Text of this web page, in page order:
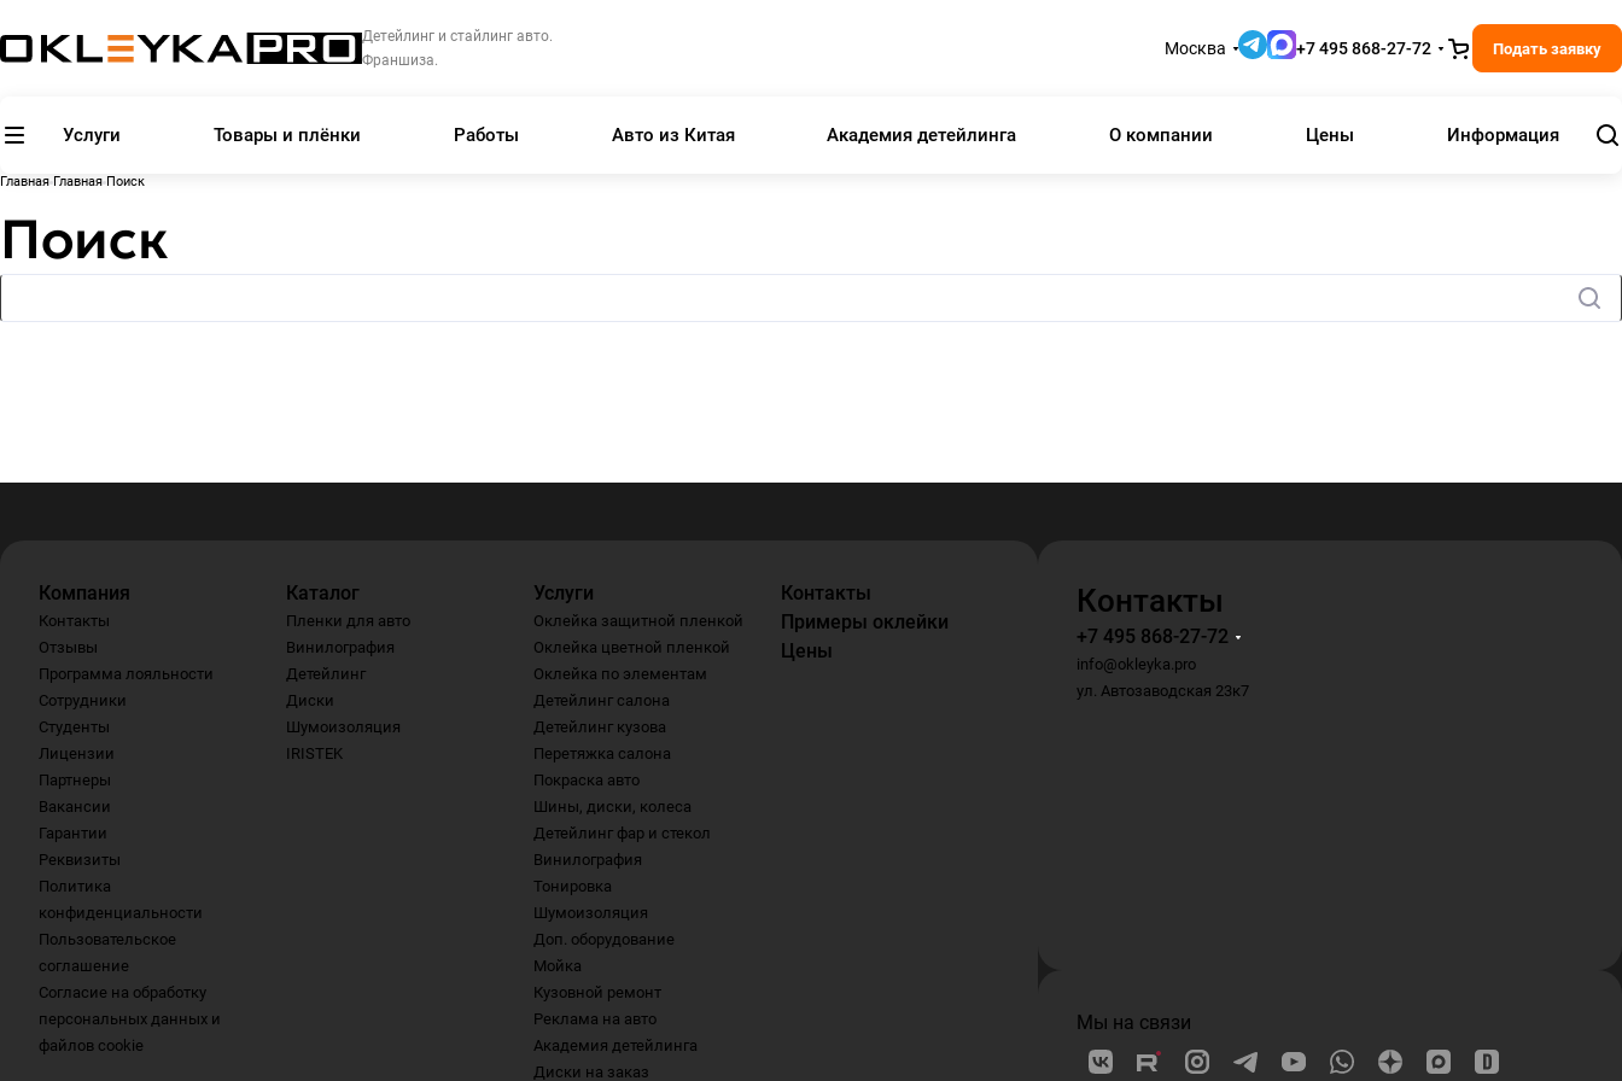
Детейлинг и стайлинг авто.
Франшиза.
Москва +7 495 868-27-72 Подать заявку
Услуги Товары и плёнки Работы Авто из Китая Академия детейлинга О компании Цены Информация
Главная Главная Поиск
Поиск
Компания
Контакты
Отзывы
Программа лояльности
Сотрудники
Студенты
Лицензии
Партнеры
Вакансии
Гарантии
Реквизиты
Политика
конфиденциальности
Пользовательское
соглашение
Согласие на обработку
персональных данных и
файлов cookie
Каталог
Пленки для авто
Винилография
Детейлинг
Диски
Шумоизоляция
IRISTEK
Услуги
Оклейка защитной пленкой
Оклейка цветной пленкой
Оклейка по элементам
Детейлинг салона
Детейлинг кузова
Перетяжка салона
Покраска авто
Шины, диски, колеса
Детейлинг фар и стекол
Винилография
Тонировка
Шумоизоляция
Доп. оборудование
Мойка
Кузовной ремонт
Реклама на авто
Академия детейлинга
Диски на заказ
Контакты
Примеры оклейки
Цены
Контакты
+7 495 868-27-72
info@okleyka.pro
ул. Автозаводская 23к7
Мы на связи